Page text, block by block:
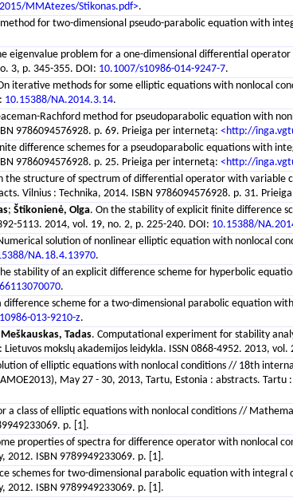
MMAtezes/Stikonas.pdf>.
for two-dimensional pseudo-parabolic equation with
eigenvalue problem for a one-dimensional differential
3, p. 345-355. DOI: 10.1007/s10986-014-9247-7.
iterative methods for some elliptic equations with nonlocal
10.15388/NA.2014.3.14.
Rachford method for pseudoparabolic equation with
9786094576928. p. 69. Prieiga per internetą: <http://
difference schemes for a pseudoparabolic equations with
9786094576928. p. 25. Prieiga per internetą: <http://
the structure of spectrum of differential operator with variable
Vilnius : Technika, 2014. ISBN 9786094576928. p. 31.
; Štikonienė, Olga. On the stability of explicit finite difference
5113. 2014, vol. 19, no. 2, p. 225-240. DOI: 10.15388/
solution of nonlinear elliptic equation with nonlocal
NA.18.4.13970.
stability of an explicit difference scheme for hyperbolic
.
difference scheme for a two-dimensional parabolic equation
013-9210-z.
Meškauskas, Tadas. Computational experiment for stability
mokslų akademijos leidykla. ISSN 0868-4952. 2013,
of elliptic equations with nonlocal conditions // 18th
May 27 - 30, 2013, Tartu, Estonia : abstracts.
a class of elliptic equations with nonlocal conditions //
p. [1].
properties of spectra for difference operator with nonlocal
2012. ISBN 9789949233069. p. [1].
schemes for two-dimensional parabolic equation with
2012. ISBN 9789949233069. p. [1].